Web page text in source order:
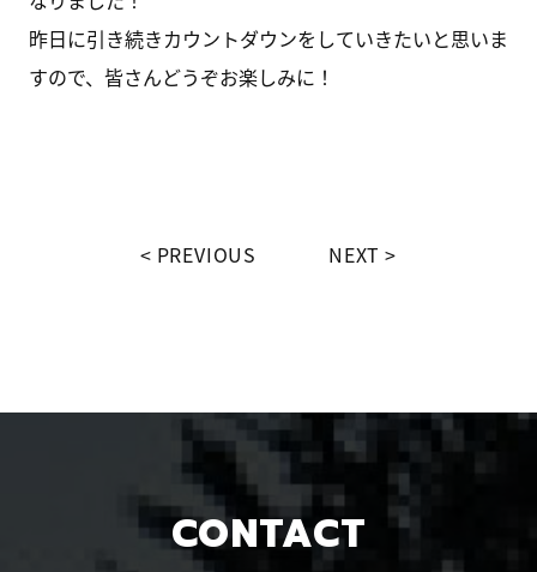
昨日に引き続きカウントダウンをしていきたいと思いま
すので、皆さんどうぞお楽しみに！
PREVIOUS NEXT
CONTACT